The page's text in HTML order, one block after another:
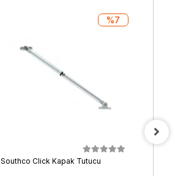
Southco Click Kapak Tutucu
%7